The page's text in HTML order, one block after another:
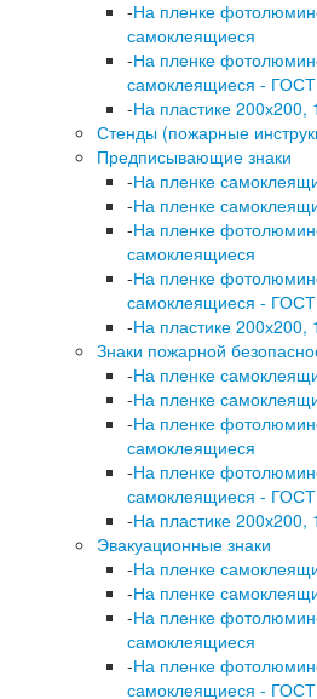
-На пленке
самоклеящиеся
-На пленке
самоклеящиеся - ГОСТ
-На пластике 200х200,
Стенды (пожарные
Предписывающие знаки
-На пленке
-На пленке
-На пленке
самоклеящиеся
-На пленке
самоклеящиеся - ГОСТ
-На пластике 200х200,
Знаки пожарной
-На пленке
-На пленке
-На пленке
самоклеящиеся
-На пленке
самоклеящиеся - ГОСТ
-На пластике 200х200,
Эвакуационные знаки
-На пленке
-На пленке
-На пленке
самоклеящиеся
-На пленке
самоклеящиеся - ГОСТ